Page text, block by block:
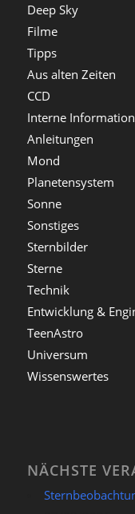
Deep Sky
Filme
Tipps
Aus alten Zeiten
CCD
Interne
Anleitungen
Mond
Planetensystem
Sonne
Sonstiges
Sternbilder
Sterne
Technik
Entwicklung &
TeenAstro
Universum
Wissenswertes
NÄCHSTE